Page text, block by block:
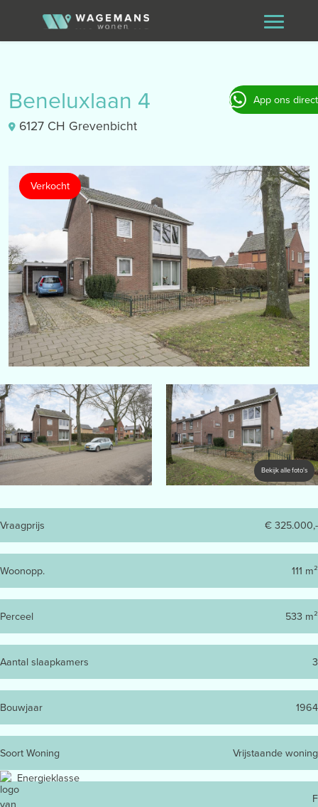
App ons direct
Beneluxlaan 4
6127 CH Grevenbicht
Verkocht
Bekijk alle foto's
Vraagprijs € 325.000,-
Woonopp. 111 m²
Perceel 533 m²
Aantal slaapkamers 3
Bouwjaar 1964
Soort Woning
Vrijstaande woning
Energieklasse
F